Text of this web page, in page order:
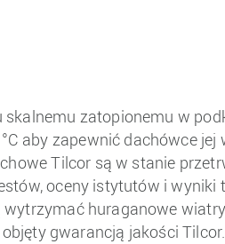
zatopionemu w
aby zapewnić dachówce
Tilcor są w stanie
oceny istytutów i wyniki
huraganowe
gwarancją jakości Tilcor.